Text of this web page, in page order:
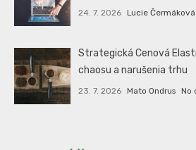
24. 7. 2026 Lucie Čermáková
Strategická Cenová
chaosu a narušenia trhu
23. 7. 2026 Mato Ondrus No